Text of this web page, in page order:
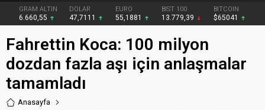
GRAM ALTIN
6.660,55
DOLAR
47,7111
EURO
55,1881
BIST 100
13.779,39
BITCOIN
$65041
Fahrettin Koca: 100 milyon
dozdan fazla aşı için anlaşmalar
tamamladı
Anasayfa